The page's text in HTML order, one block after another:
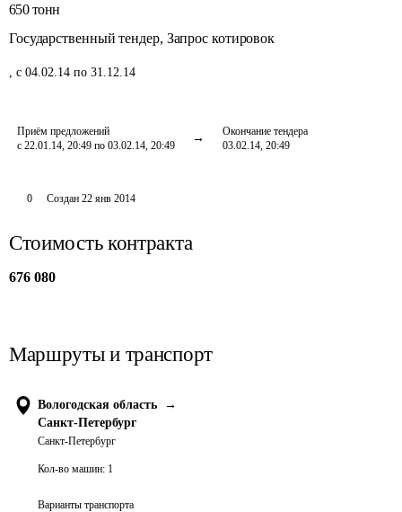
650 тонн
Государственный тендер, Запрос котировок
, с 04.02.14 по 31.12.14
Приём предложений
с 22.01.14, 20:49 по 03.02.14, 20:49
Окончание тендера
03.02.14, 20:49
0 Создан 22 янв 2014
Стоимость контракта
676 080
Маршруты и транспорт
Вологодская область
→
Санкт-Петербург
Санкт-Петербург
Кол-во машин: 1
Варианты транспорта